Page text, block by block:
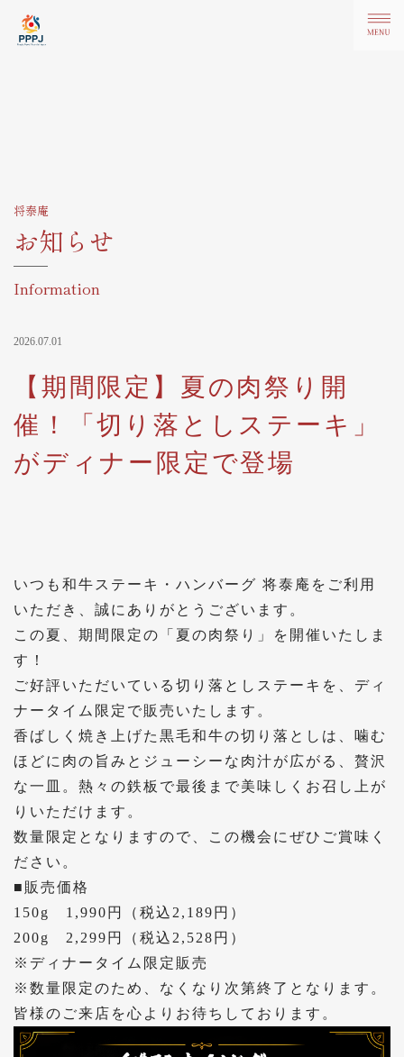
将泰庵
お知らせ
Information
2026.07.01
【期間限定】夏の肉祭り開
催！「切り落としステーキ」
がディナー限定で登場
いつも 和牛ステーキ・ハンバーグ 将泰庵 をご利用
いただき、誠にありがとうございます。
この夏、期間限定の「夏の肉祭り」を開催いたしま
す！
ご好評いただいている 切り落としステーキ を、ディ
ナータイム限定で販売いたします。
香ばしく焼き上げた黒毛和牛の切り落としは、噛む
ほどに肉の旨みとジューシーな肉汁が広がる、贅沢
な一皿。熱々の鉄板で最後まで美味しくお召し上が
りいただけます。
数量限定となりますので、この機会にぜひご賞味く
ださい。
■販売価格
150g
1,990円（税込2,189円）
200g
2,299円（税込2,528円）
※ディナータイム限定販売
※数量限定のため、なくなり次第終了となります。
皆様のご来店を心よりお待ちしております。